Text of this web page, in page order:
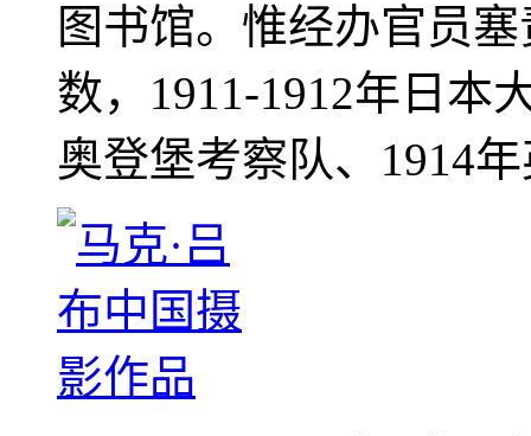
图书馆。惟经办官员
数，1911-1912年日本
奥登堡考察队、1914